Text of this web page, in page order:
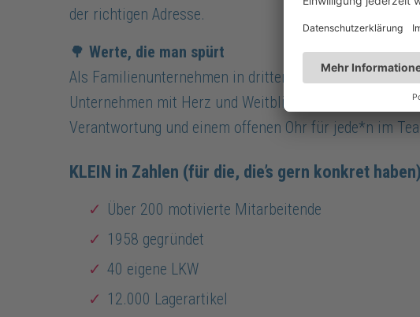
der richtigen Adresse.
🌳 Werte, die man spürt
Als Familienunternehmen in dritter Generation setzen
Unternehmen mit Herz und Weitblick – und schaffen
Verantwortung und einem offenen Ohr für jede*n im
KLEIN in Zahlen (für die, die’s gern konkret
Über 200 motivierte Mitarbeitende
1958 gegründet
40 eigene LKW
12.000 Lagerartikel